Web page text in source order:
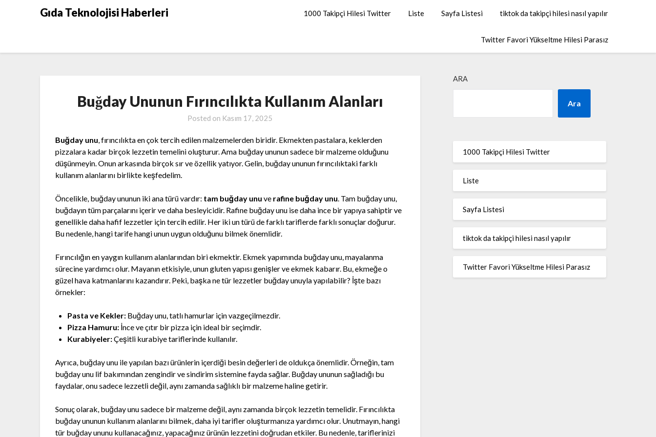
Gıda Teknolojisi Haberleri 1000 Takipçi Hilesi Twitter Liste Sayfa Listesi tiktok da takipçi hilesi nasıl yapılır
Twitter Favori Yükseltme Hilesi Parasız
Buğday Ununun Fırıncılıkta Kullanım Alanları
Posted on Kasım 17, 2025
Buğday unu, fırıncılıkta en çok tercih edilen malzemelerden biridir. Ekmekten pastalara, keklerden
pizzalara kadar birçok lezzetin temelini oluşturur. Ama buğday ununun sadece bir malzeme olduğunu
düşünmeyin. Onun arkasında birçok sır ve özellik yatıyor. Gelin, buğday ununun fırıncılıktaki farklı
kullanım alanlarını birlikte keşfedelim.
Öncelikle, buğday ununun iki ana türü vardır: tam buğday unu ve rafine buğday unu. Tam buğday unu,
buğdayın tüm parçalarını içerir ve daha besleyicidir. Rafine buğday unu ise daha ince bir yapıya sahiptir ve
genellikle daha hafif lezzetler için tercih edilir. Her iki un türü de farklı tariflerde farklı sonuçlar doğurur.
Bu nedenle, hangi tarife hangi unun uygun olduğunu bilmek önemlidir.
Fırıncılığın en yaygın kullanım alanlarından biri ekmektir. Ekmek yapımında buğday unu, mayalanma
sürecine yardımcı olur. Mayanın etkisiyle, unun gluten yapısı genişler ve ekmek kabarır. Bu, ekmeğe o
güzel hava katmanlarını kazandırır. Peki, başka ne tür lezzetler buğday unuyla yapılabilir? İşte bazı
örnekler:
Pasta ve Kekler: Buğday unu, tatlı hamurlar için vazgeçilmezdir.
Pizza Hamuru: İnce ve çıtır bir pizza için ideal bir seçimdir.
Kurabiyeler:Çeşitli kurabiye tariflerinde kullanılır.
Ayrıca, buğday unu ile yapılan bazı ürünlerin içerdiği besin değerleri de oldukça önemlidir. Örneğin, tam
buğday unu lif bakımından zengindir ve sindirim sistemine fayda sağlar. Buğday ununun sağladığı bu
faydalar, onu sadece lezzetli değil, aynı zamanda sağlıklı bir malzeme haline getirir.
Sonuç olarak, buğday unu sadece bir malzeme değil, aynı zamanda birçok lezzetin temelidir. Fırıncılıkta
buğday ununun kullanım alanlarını bilmek, daha iyi tarifler oluşturmanıza yardımcı olur. Unutmayın, hangi
tür buğday ununu kullanacağınız, yapacağınız ürünün lezzetini doğrudan etkiler. Bu nedenle, tariflerinizi
ARA
Ara
1000 Takipçi Hilesi Twitter
Liste
Sayfa Listesi
tiktok da takipçi hilesi nasıl yapılır
Twitter Favori Yükseltme Hilesi Parasız